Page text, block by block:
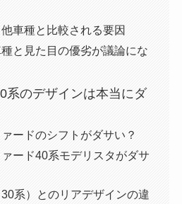
車種と比較される要因
と見た目の優劣が議論にな
系のデザインは本当にダ
ードのシフトがダサい？
ード40系モデリスタがダサ
系）とのリアデザインの違